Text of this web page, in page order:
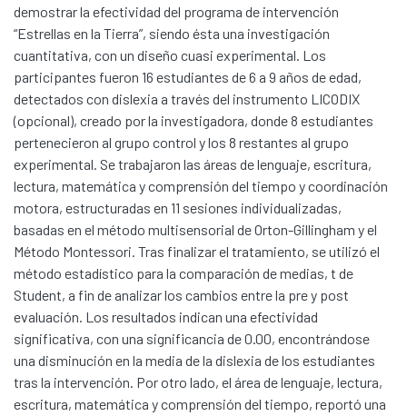
demostrar la efectividad del programa de intervención
“Estrellas en la Tierra”, siendo ésta una investigación
cuantitativa, con un diseño cuasi experimental. Los
participantes fueron 16 estudiantes de 6 a 9 años de edad,
detectados con dislexia a través del instrumento LICODIX
(opcional), creado por la investigadora, donde 8 estudiantes
pertenecieron al grupo control y los 8 restantes al grupo
experimental. Se trabajaron las áreas de lenguaje, escritura,
lectura, matemática y comprensión del tiempo y coordinación
motora, estructuradas en 11 sesiones individualizadas,
basadas en el método multisensorial de Orton-Gillingham y el
Método Montessori. Tras finalizar el tratamiento, se utilizó el
método estadístico para la comparación de medias, t de
Student, a fin de analizar los cambios entre la pre y post
evaluación. Los resultados indican una efectividad
significativa, con una significancia de 0.00, encontrándose
una disminución en la media de la dislexia de los estudiantes
tras la intervención. Por otro lado, el área de lenguaje, lectura,
escritura, matemática y comprensión del tiempo, reportó una